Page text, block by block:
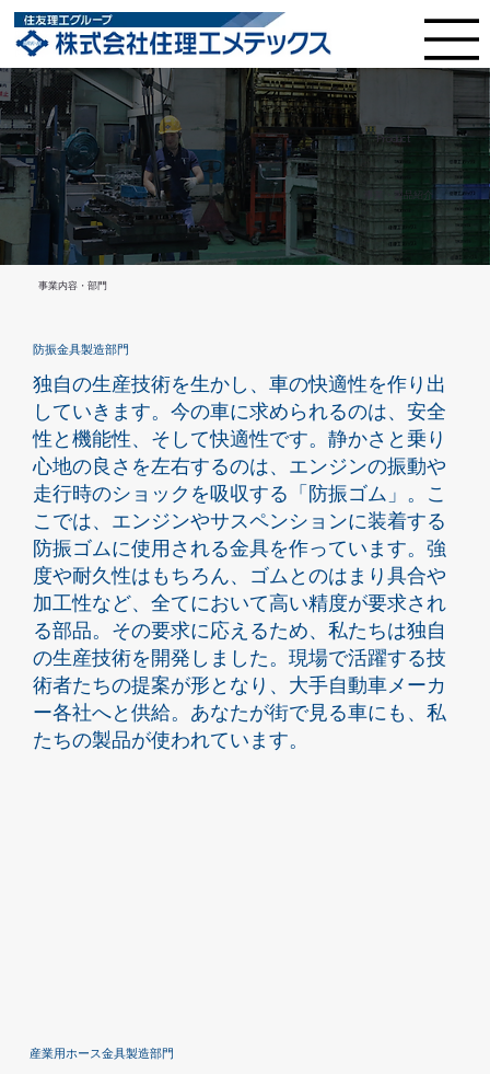
事業・製品紹介
​Product
事業内容・部門
独自の生産技術を生かし、車の快適性を作り出
していきます。今の車に求められるのは、安全
性と機能性、そして快適性です。静かさと乗り
心地の良さを左右するのは、エンジンの振動や
走行時のショックを吸収する「防振ゴム」。こ
こでは、エンジンやサスペンションに装着する
防振ゴムに使用される金具を作っています。強
度や耐久性はもちろん、ゴムとのはまり具合や
加工性など、全てにおいて高い精度が要求され
る部品。その要求に応えるため、私たちは独自
の生産技術を開発しました。現場で活躍する技
術者たちの提案が形となり、大手自動車メーカ
ー各社へと供給。あなたが街で見る車にも、私
たちの製品が使われています。
防振金具製造部門
産業用ホース金具製造部門